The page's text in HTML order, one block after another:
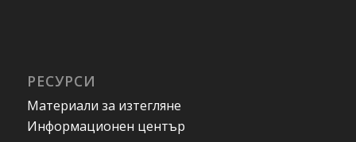
РЕСУРСИ
Материали за изтегляне
Информационен център